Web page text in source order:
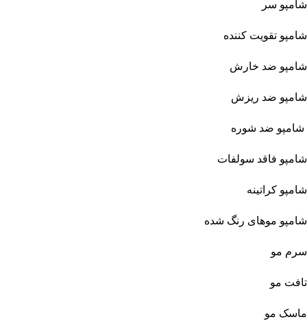
شامپو سر
شامپو تقویت کننده
شامپو ضد خارش
شامپو ضد ریزش
شامپو ضد شوره
شامپو فاقد سولفات
شامپو کراتینه
شامپو موهای رنگ شده
سرم مو
تافت مو
ماسک مو